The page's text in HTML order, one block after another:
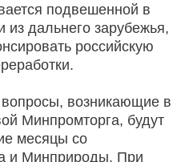
подвешенной в
из дальнего зарубежья,
российскую
вопросы, возникающие в
Минпромторга, будут
месяцы со
и Минприроды. При